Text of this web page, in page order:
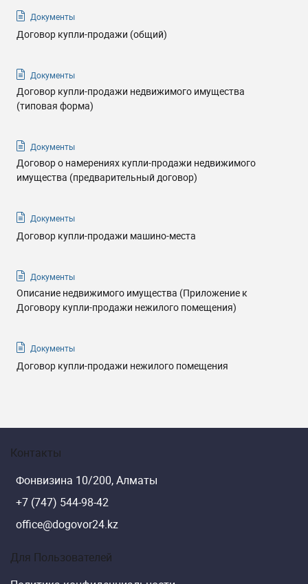
Документы
Договор купли-продажи (общий)
Документы
Договор купли-продажи недвижимого имущества
(типовая форма)
Документы
Договор о намерениях купли-продажи недвижимого
имущества (предварительный договор)
Документы
Договор купли-продажи машино-места
Документы
Описание недвижимого имущества (Приложение к
Договору купли-продажи нежилого помещения)
Документы
Договор купли-продажи нежилого помещения
Контакты
Фонвизина 10/200, Алматы
+7 (747) 544-98-42
office@dogovor24.kz
Для Пользователей